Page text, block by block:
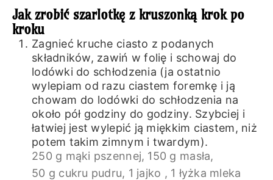
Jak zrobić szarlotkę z kruszonką krok po
kroku
Zagnieć kruche ciasto z podanych
składników, zawiń w folię i schowaj do
lodówki do schłodzenia (ja ostatnio
wylepiam od razu ciastem foremkę i ją
chowam do lodówki do schłodzenia na
około pół godziny do godziny. Szybciej i
łatwiej jest wylepić ją miękkim ciastem, niż
potem takim zimnym i twardym).
250 g mąki pszennej, 150 g masła,
50 g cukru pudru, 1 jajko , 1 łyżka mleka